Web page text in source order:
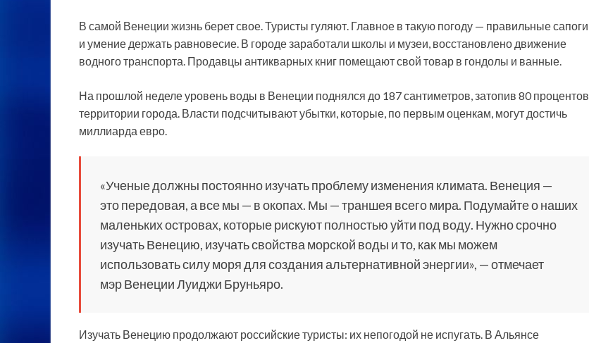
В самой Венеции жизнь берет свое. Туристы гуляют. Главное в такую погоду — правильные сапоги
и умение держать равновесие. В городе заработали школы и музеи, восстановлено движение
водного транспорта. Продавцы антикварных книг помещают свой товар в гондолы и ванные.
На прошлой неделе уровень воды в Венеции поднялся до 187 сантиметров, затопив 80 процентов
территории города. Власти подсчитывают убытки, которые, по первым оценкам, могут достичь
миллиарда евро.
«Ученые должны постоянно изучать проблему изменения климата. Венеция —
это передовая, а все мы — в окопах. Мы — траншея всего мира. Подумайте о наших
маленьких островах, которые рискуют полностью уйти под воду. Нужно срочно
изучать Венецию, изучать свойства морской воды и то, как мы можем
использовать силу моря для создания альтернативной энергии», — отмечает
мэр Венеции Луиджи Бруньяро.
Изучать Венецию продолжают российские туристы: их непогодой не испугать. В Альянсе